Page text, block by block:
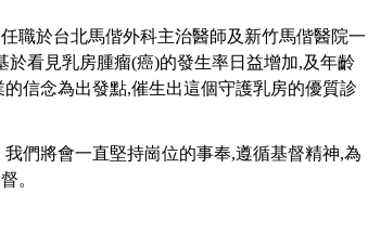
職於台北馬偕外科主治醫師及新竹馬偕醫院一
看見乳房腫瘤(癌)的發生率日益增加,及年齡
信念為出發點,催生出這個守護乳房的優質診
們將會一直堅持崗位的事奉,遵循基督精神,為
。